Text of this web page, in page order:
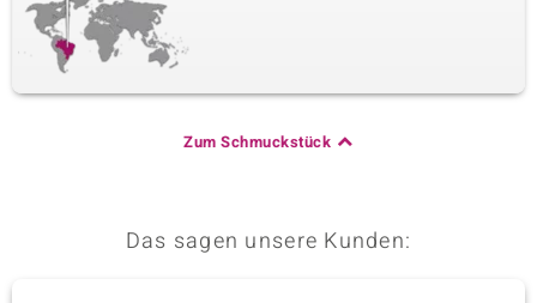
Zum Schmuckstück
Das sagen unsere Kunden: